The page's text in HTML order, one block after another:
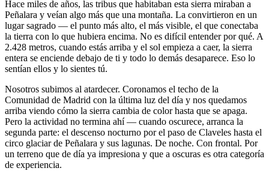
Hace miles de años, las tribus que habitaban esta sierra miraban a
Peñalara y veían algo más que una montaña. La convirtieron en un
lugar sagrado — el punto más alto, el más visible, el que conectaba
la tierra con lo que hubiera encima. No es difícil entender por qué. A
2.428 metros, cuando estás arriba y el sol empieza a caer, la sierra
entera se enciende debajo de ti y todo lo demás desaparece. Eso lo
sentían ellos y lo sientes tú.
Nosotros subimos al atardecer. Coronamos el techo de la
Comunidad de Madrid con la última luz del día y nos quedamos
arriba viendo cómo la sierra cambia de colorhasta que se apaga.
Pero la actividad no termina ahí — cuando oscurece, arranca la
segunda parte: el descenso nocturno por el paso de Claveles hasta el
circo glaciar de Peñalara y sus lagunas. De noche. Con frontal. Por
un terreno que de día ya impresiona y que a oscuras es otra categoría
de experiencia.